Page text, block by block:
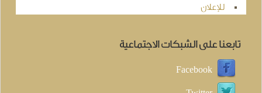
للإعلان
تابعنا على الشبكات الاجتماعية
Facebook